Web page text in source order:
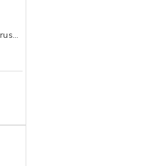
Olivia Garden Fingerbrush Care Iconic Boar&Nylon Hot Pink M